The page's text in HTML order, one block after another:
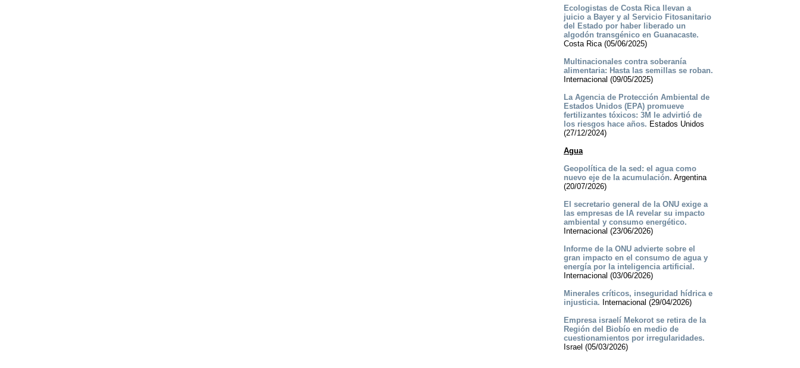
Ecologistas de Costa Rica llevan a
juicio a Bayer y al Servicio Fitosanitario
del Estado por haber liberado un
algodón transgénico en Guanacaste.
Costa Rica (05/06/2025)
Multinacionales contra soberanía
alimentaria: Hasta las semillas se roban.
Internacional (09/05/2025)
La Agencia de Protección Ambiental de
Estados Unidos (EPA) promueve
fertilizantes tóxicos: 3M le advirtió de
los riesgos hace años. Estados Unidos
(27/12/2024)
Agua
Geopolítica de la sed: el agua como
nuevo eje de la acumulación. Argentina
(20/07/2026)
El secretario general de la ONU exige a
las empresas de IA revelar su impacto
ambiental y consumo energético.
Internacional (23/06/2026)
Informe de la ONU advierte sobre el
gran impacto en el consumo de agua y
energía por la inteligencia artificial.
Internacional (03/06/2026)
Minerales críticos, inseguridad hídrica e
injusticia. Internacional (29/04/2026)
Empresa israelí Mekorot se retira de la
Región del Biobío en medio de
cuestionamientos por irregularidades.
Israel (05/03/2026)